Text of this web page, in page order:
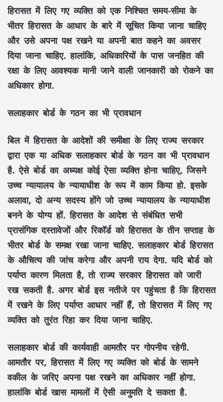
हिरासत में लिए गए व्यक्ति को एक निश्चित समय-सीमा के
भीतर हिरासत के आधार के बारे में सूचित किया जाना चाहिए
और उसे अपना पक्ष रखने या अपनी बात कहने का अवसर
दिया जाना चाहिए. हालांकि, अधिकारियों के पास जनहित की
रक्षा के लिए आवश्यक मानी जाने वाली जानकारी को रोकने का
अधिकार होगा.
सलाहकार बोर्ड के गठन का भी प्रावधान
बिल में हिरासत के आदेशों की समीक्षा के लिए राज्य सरकार
द्वारा एक या अधिक सलाहकार बोर्ड के गठन का भी प्रावधान
है. ऐसे बोर्ड का अध्यक्ष कोई ऐसा व्यक्ति होना चाहिए, जिसने
उच्च न्यायालय के न्यायाधीश के रूप में काम किया हो. इसके
अलावा, दो अन्य सदस्य होंगे जो उच्च न्यायालय के न्यायाधीश
बनने के योग्य हों. हिरासत के आदेश से संबंधित सभी
प्रासंगिक दस्तावेजों और रिकॉर्ड को हिरासत के तीन सप्ताह के
भीतर बोर्ड के समक्ष रखा जाना चाहिए. सलाहकार बोर्ड हिरासत
के औचित्य की जांच करेगा और अपनी राय देगा. यदि बोर्ड को
पर्याप्त कारण मिलता है, तो राज्य सरकार हिरासत को जारी
रख सकती है. अगर बोर्ड इस नतीजे पर पहुंचता है कि हिरासत
में रखने के लिए पर्याप्त आधार नहीं हैं, तो हिरासत में लिए गए
व्यक्ति को तुरंत रिहा कर दिया जाना चाहिए.
सलाहकार बोर्ड की कार्यवाही आमतौर पर गोपनीय रहेगी.
आमतौर पर, हिरासत में लिए गए व्यक्ति को बोर्ड के सामने
वकील के जरिए अपना पक्ष रखने का अधिकार नहीं होगा.
हालांकि बोर्ड खास मामलों में ऐसी अनुमति दे सकता है.